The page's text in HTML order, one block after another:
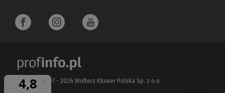
Copyright 1997 - 2026 Wolters Kluwer Polska Sp. z o.o.